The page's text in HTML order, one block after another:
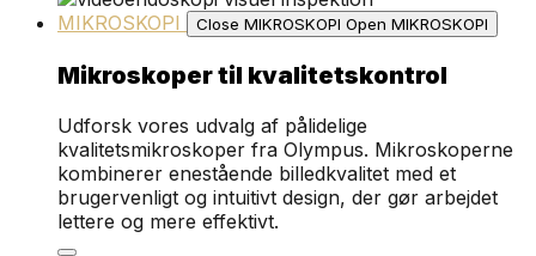
MIKROSKOPI
Close MIKROSKOPI Open MIKROSKOPI
Mikroskoper til kvalitetskontrol
Udforsk vores udvalg af pålidelige
kvalitetsmikroskoper fra Olympus. Mikroskoperne
kombinerer enestående billedkvalitet med et
brugervenligt og intuitivt design, der gør arbejdet
lettere og mere effektivt.